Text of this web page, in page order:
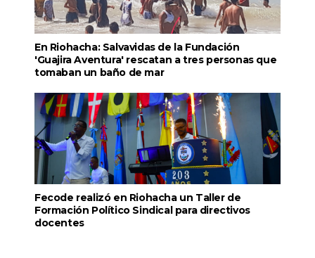
En Riohacha: Salvavidas de la Fundación
'Guajira Aventura' rescatan a tres personas que
tomaban un baño de mar
Fecode realizó en Riohacha un Taller de
Formación Político Sindical para directivos
docentes